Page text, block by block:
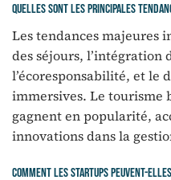
Quelles sont les principales
Les tendances majeures
des séjours,
l’écoresponsabilité, et le
immersives. Le tourisme
gagnent en popularité,
innovations dans la
Comment les startups peuvent-